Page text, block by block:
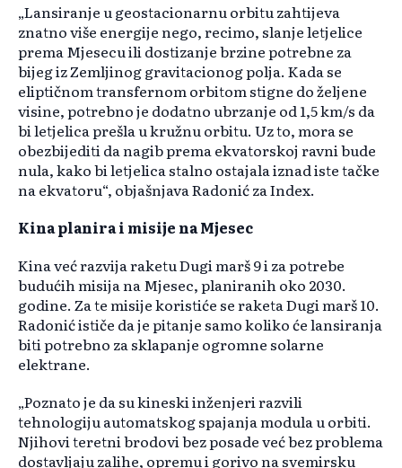
„Lansiranje u geostacionarnu orbitu zahtijeva
znatno više energije nego, recimo, slanje letjelice
prema Mjesecu ili dostizanje brzine potrebne za
bijeg iz Zemljinog gravitacionog polja. Kada se
eliptičnom transfernom orbitom stigne do željene
visine, potrebno je dodatno ubrzanje od 1,5 km/s da
bi letjelica prešla u kružnu orbitu. Uz to, mora se
obezbijediti da nagib prema ekvatorskoj ravni bude
nula, kako bi letjelica stalno ostajala iznad iste tačke
na ekvatoru“, objašnjava Radonić za Index.
Kina planira i misije na Mjesec
Kina već razvija raketu Dugi marš 9 i za potrebe
budućih misija na Mjesec, planiranih oko 2030.
godine. Za te misije koristiće se raketa Dugi marš 10.
Radonić ističe da je pitanje samo koliko će lansiranja
biti potrebno za sklapanje ogromne solarne
elektrane.
„Poznato je da su kineski inženjeri razvili
tehnologiju automatskog spajanja modula u orbiti.
Njihovi teretni brodovi bez posade već bez problema
dostavljaju zalihe, opremu i gorivo na svemirsku